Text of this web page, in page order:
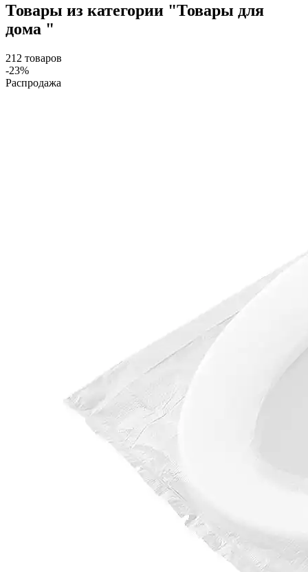
Товары из категории "Товары для
дома "
212 товаров
-23%
Распродажа